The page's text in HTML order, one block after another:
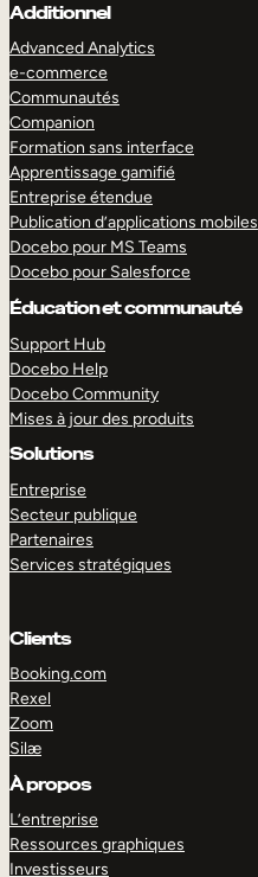
Additionnel
Advanced Analytics
e-commerce
Communautés
Companion
Formation sans interface
Apprentissage gamifié
Entreprise étendue
Publication d’applications mobiles
Docebo pour MS Teams
Docebo pour Salesforce
Éducation et communauté
Support Hub
Docebo Help
Docebo Community
Mises à jour des produits
Solutions
Entreprise
Secteur publique
Partenaires
Services stratégiques
Clients
Booking.com
Rexel
Zoom
Silæ
À propos
L’entreprise
Ressources graphiques
Investisseurs